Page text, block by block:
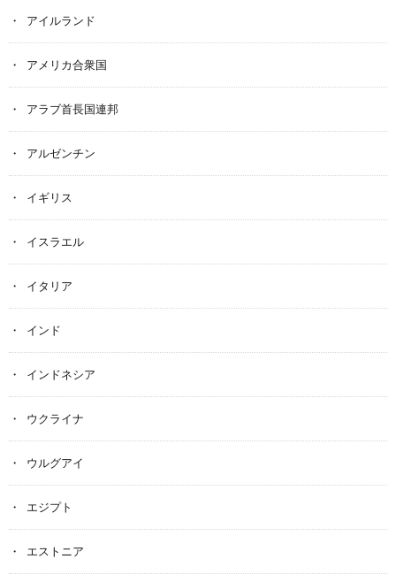
アイルランド
アメリカ合衆国
アラブ首長国連邦
アルゼンチン
イギリス
イスラエル
イタリア
インド
インドネシア
ウクライナ
ウルグアイ
エジプト
エストニア